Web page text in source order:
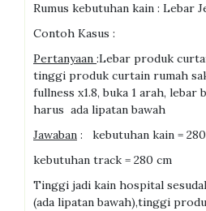
Rumus kebutuhan kain : Lebar
Contoh Kasus :
Pertanyaan :Lebar produk
tinggi produk curtain rumah
fullness x1.8, buka 1 arah, lebar
harus ada lipatan bawah
Jawaban : kebutuhan kain = 280
kebutuhan track = 280 cm
Tinggi jadi kain hospital
(ada lipatan bawah),tinggi